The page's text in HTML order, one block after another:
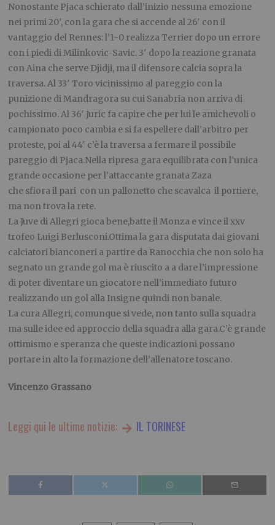
Nonostante Pjaca schierato dall’inizio nessuna emozione
nei primi 20′, con la gara che si accende al 26′ con il
vantaggio del Rennes: l’1-0 realizza Terrier dopo un errore
con i piedi di Milinkovic-Savic. 3′ dopo la reazione granata
con Aina che serve Djidji, ma il difensore calcia sopra la
traversa. Al 33′ Toro vicinissimo al pareggio con la
punizione di Mandragora su cui Sanabria non arriva di
pochissimo. Al 36′ Juric fa capire che per lui le amichevoli o
campionato poco cambia e si fa espellere dall’arbitro per
proteste, poi al 44′ c’è la traversa a fermare il possibile
pareggio di Pjaca.Nella ripresa gara equilibrata con l’unica
grande occasione per l’attaccante granata Zaza
che sfiora il pari con un pallonetto che scavalca il portiere,
ma non trova la rete.
La Juve di Allegri gioca bene,batte il Monza e vince il xxv
trofeo Luigi Berlusconi.Ottima la gara disputata dai giovani
calciatori bianconeri a partire da Ranocchia che non solo ha
segnato un grande gol ma è riuscito a a dare l’impressione
di poter diventare un giocatore nell’immediato futuro
realizzando un gol alla Insigne quindi non banale.
La cura Allegri, comunque si vede, non tanto sulla squadra
ma sulle idee ed approccio della squadra alla gara.C’è grande
ottimismo e speranza che queste indicazioni possano
portare in alto la formazione dell’allenatore toscano.
Vincenzo Grassano
Leggi qui le ultime notizie: IL TORINESE